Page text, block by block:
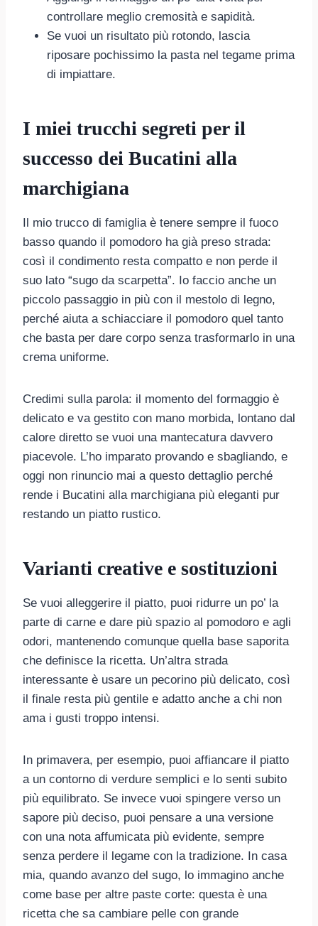
controllare meglio cremosità e sapidità.
Se vuoi un risultato più rotondo, lascia
riposare pochissimo la pasta nel tegame prima
di impiattare.
I miei trucchi segreti per il
successo dei Bucatini alla
marchigiana
Il mio trucco di famiglia è tenere sempre il fuoco
basso quando il pomodoro ha già preso strada:
così il condimento resta compatto e non perde il
suo lato “sugo da scarpetta”. Io faccio anche un
piccolo passaggio in più con il mestolo di legno,
perché aiuta a schiacciare il pomodoro quel tanto
che basta per dare corpo senza trasformarlo in una
crema uniforme.
Credimi sulla parola: il momento del formaggio è
delicato e va gestito con mano morbida, lontano dal
calore diretto se vuoi una mantecatura davvero
piacevole. L’ho imparato provando e sbagliando, e
oggi non rinuncio mai a questo dettaglio perché
rende i Bucatini alla marchigiana più eleganti pur
restando un piatto rustico.
Varianti creative e sostituzioni
Se vuoi alleggerire il piatto, puoi ridurre un po’ la
parte di carne e dare più spazio al pomodoro e agli
odori, mantenendo comunque quella base saporita
che definisce la ricetta. Un’altra strada
interessante è usare un pecorino più delicato, così
il finale resta più gentile e adatto anche a chi non
ama i gusti troppo intensi.
In primavera, per esempio, puoi affiancare il piatto
a un contorno di verdure semplici e lo senti subito
più equilibrato. Se invece vuoi spingere verso un
sapore più deciso, puoi pensare a una versione
con una nota affumicata più evidente, sempre
senza perdere il legame con la tradizione. In casa
mia, quando avanzo del sugo, lo immagino anche
come base per altre paste corte: questa è una
ricetta che sa cambiare pelle con grande